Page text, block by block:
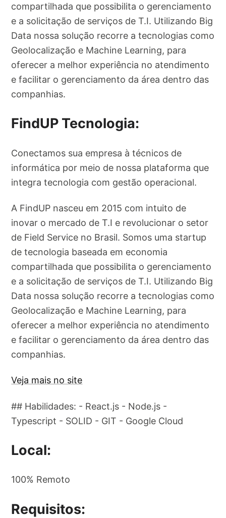
compartilhada que possibilita o gerenciamento
e a solicitação de serviços de T.I. Utilizando Big
Data nossa solução recorre a tecnologias como
Geolocalização e Machine Learning, para
oferecer a melhor experiência no atendimento
e facilitar o gerenciamento da área dentro das
companhias.
FindUP Tecnologia:
Conectamos sua empresa à técnicos de
informática por meio de nossa plataforma que
integra tecnologia com gestão operacional.
A FindUP nasceu em 2015 com intuito de
inovar o mercado de T.I e revolucionar o setor
de Field Service no Brasil. Somos uma startup
de tecnologia baseada em economia
compartilhada que possibilita o gerenciamento
e a solicitação de serviços de T.I. Utilizando Big
Data nossa solução recorre a tecnologias como
Geolocalização e Machine Learning, para
oferecer a melhor experiência no atendimento
e facilitar o gerenciamento da área dentro das
companhias.
Veja mais no site
## Habilidades: - React.js - Node.js -
Typescript - SOLID - GIT - Google Cloud
Local:
100% Remoto
Requisitos: